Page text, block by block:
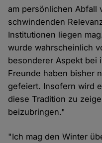
am persönlichen Abfall
schwindenden
Institutionen liegen
wurde wahrscheinlich
besonderer Aspekt bei
Freunde haben bisher
gefeiert. Insofern wird
diese Tradition zu
beizubringen."
"Ich mag den Winter